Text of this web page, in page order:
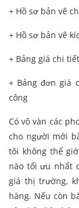
+ Hồ sơ bản vẽ
+ Hồ sơ bản vẽ
+ Bảng giá chi
+ Bảng đơn giá
công
Có vô vàn các
cho người mới
tôi không thể
nào tối ưu nhất
giá thị trường,
hàng. Nếu còn